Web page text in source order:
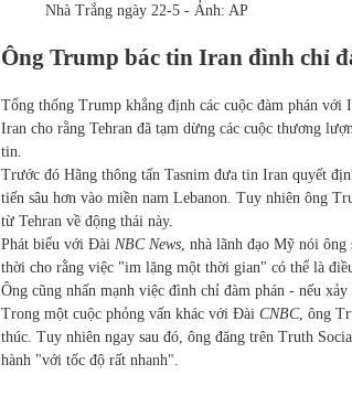
Nhà Trắng ngày 22-5 - Ảnh: AP
Ông Trump bác tin Iran đình chỉ
Tổng thống Trump khẳng định các cuộc đàm phán
Iran cho rằng Tehran đã tạm dừng các cuộc thương
tin.
Trước đó Hãng thông tấn Tasnim đưa tin Iran quyết
tiến sâu hơn vào miền nam Lebanon. Tuy nhiên ông
từ Tehran về động thái này.
Phát biểu với Đài NBC News, nhà lãnh đạo Mỹ nói ông
thời cho rằng việc "im lặng một thời gian" có thể là
Ông cũng nhấn mạnh việc đình chỉ đàm phán - nếu
Trong một cuộc phỏng vấn khác với Đài CNBC, ông
thúc. Tuy nhiên ngay sau đó, ông đăng trên Truth
hành "với tốc độ rất nhanh".